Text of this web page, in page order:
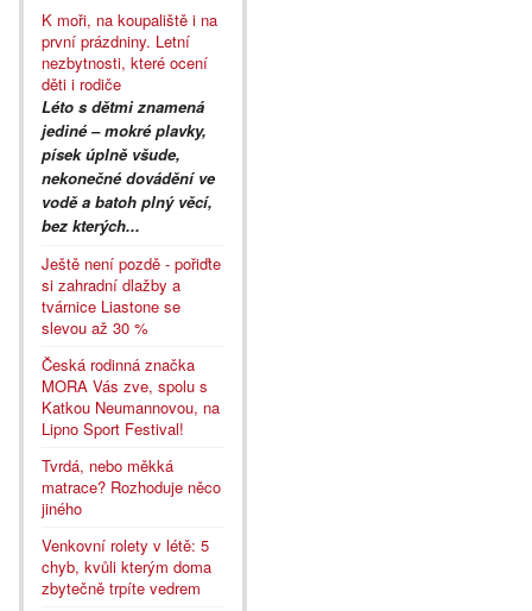
K moři, na koupaliště i na
první prázdniny. Letní
nezbytnosti, které ocení
děti i rodiče
Léto s dětmi znamená
jediné – mokré plavky,
písek úplně všude,
nekonečné dovádění ve
vodě a batoh plný věcí,
bez kterých...
Ještě není pozdě - pořiďte
si zahradní dlažby a
tvárnice Liastone se
slevou až 30 %
Česká rodinná značka
MORA Vás zve, spolu s
Katkou Neumannovou, na
Lipno Sport Festival!
Tvrdá, nebo měkká
matrace? Rozhoduje něco
jiného
Venkovní rolety v létě: 5
chyb, kvůli kterým doma
zbytečně trpíte vedrem